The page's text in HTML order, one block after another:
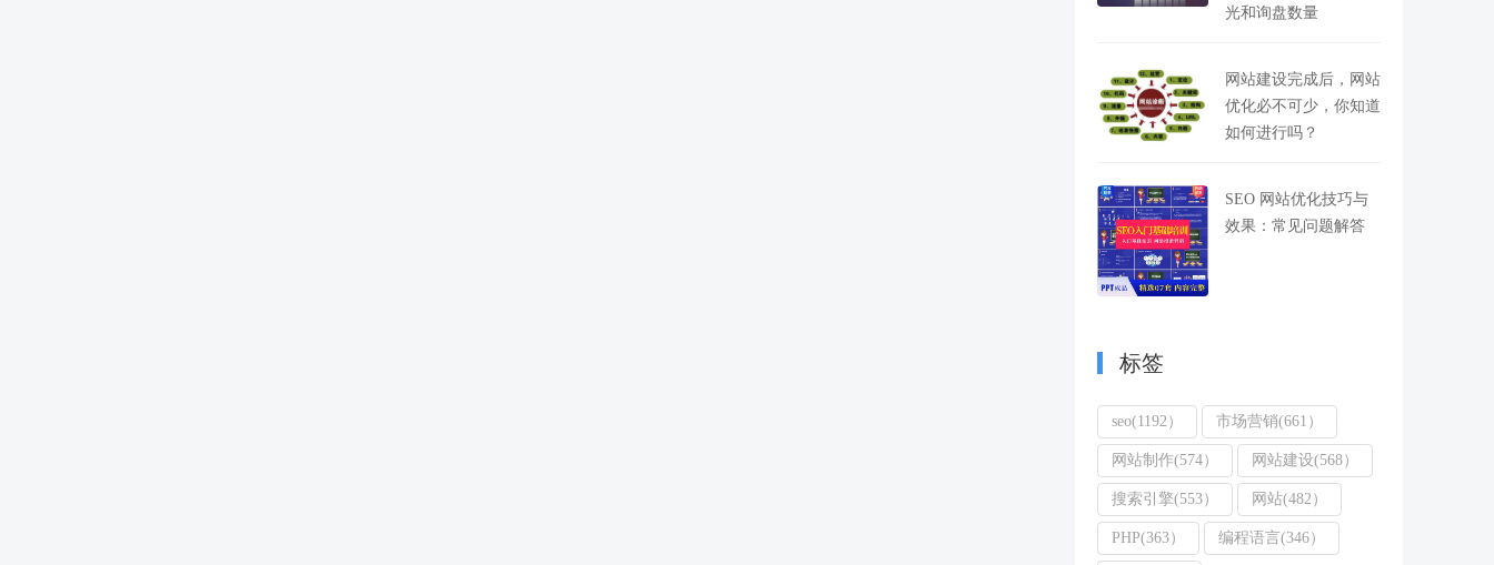
光和询盘数量
网站建设完成后，网站
优化必不可少，你知道
如何进行吗？
SEO 网站优化技巧与
效果：常见问题解答
标签
seo(1192） 市场营销(661）
网站制作(574） 网站建设(568）
搜索引擎(553） 网站(482）
PHP(363） 编程语言(346）